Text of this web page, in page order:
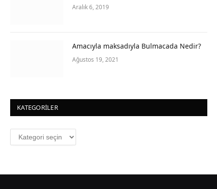
Aralık 6, 2019
Amacıyla maksadıyla Bulmacada Nedir?
Ağustos 19, 2021
KATEGORILER
Kategoriler